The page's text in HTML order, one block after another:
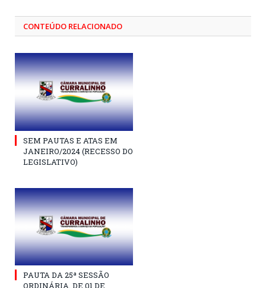
CONTEÚDO RELACIONADO
SEM PAUTAS E ATAS EM
JANEIRO/2024 (RECESSO DO
LEGISLATIVO)
PAUTA DA 25ª SESSÃO
ORDINÁRIA, DE 01 DE